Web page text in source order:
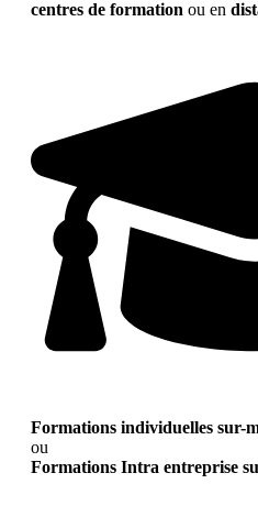
centres de formation ou en
Formations individuelles sur-
ou
Formations Intra entreprise